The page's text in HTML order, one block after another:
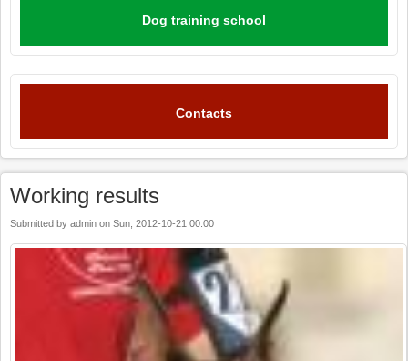
Dog training school
Contacts
Working results
Submitted by admin on Sun, 2012-10-21 00:00